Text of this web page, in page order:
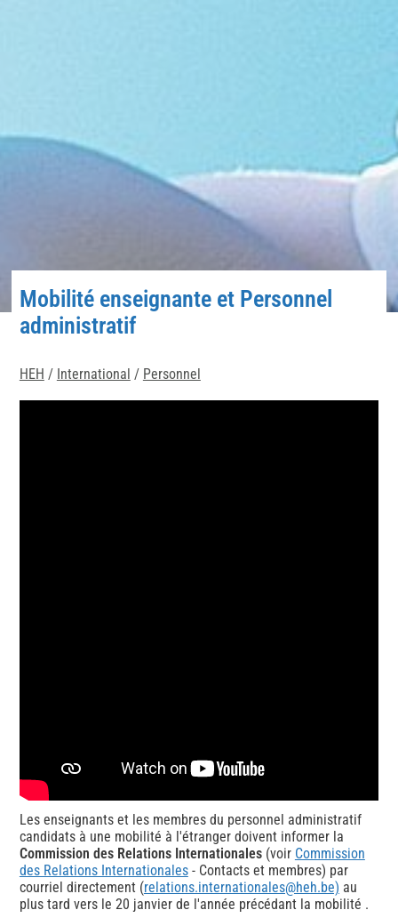
Mobilité enseignante et Personnel
administratif
HEH / International / Personnel
Les enseignants et les membres du personnel administratif
candidats à une mobilité à l'étranger doivent informer la
Commission des Relations Internationales(voir Commission
des Relations Internationales- Contacts et membres) par
courriel directement (relations.internationales@heh.be) au
plus tard vers le 20 janvier de l'année précédant la mobilité .